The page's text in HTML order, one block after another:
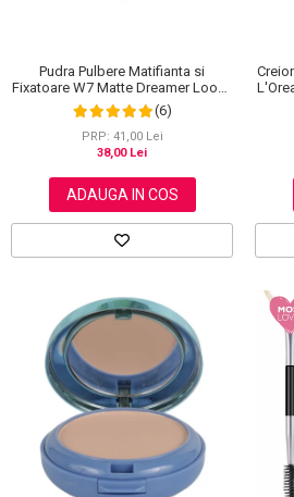
Pudra Pulbere Matifianta si
Fixatoare W7 Matte Dreamer Loose
Powder - Classy Cameo, 20g
(6)
PRP: 41,00 Lei
38,00 Lei
ADAUGA IN COS